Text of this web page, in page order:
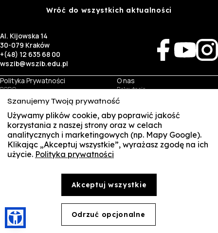
Wróć do wszystkich aktualności
Al. Kijowska 14
30-079 Kraków
+(48) 12 635 68 00
wszib@wszib.edu.pl
Polityka Prywatności
RODO
BIP
Identyfikacja wizualna
O nas
Rekrutacja
Studia
Kontakt
Biznes
Wynajem sal
Targi pracy
Student
Multis Multum
Biblioteka
inaczej, utwory w rozumieniu właściwych przepisów, do których prawa majątkowe autorskie
przysługują WSZIB. Bez uprzedniej zgody WSZIB zabrania się w stosunku do tych treści oraz ich
części: kopiowania, reprodukowania, modyfikowania, dystrybuowania, publikowania,
wyświetlania, utrwalania oraz wykorzystywania w jakiejkolwiek innej formie. Ograniczenia
powyższe nie dotyczą dozwolonego użytku osobistego.
Szanujemy Twoją prywatność
Używamy plików cookie, aby poprawić jakość
korzystania z naszej strony oraz w celach
analitycznych i marketingowych (np. Mapy Google).
Klikając „Akceptuj wszystkie”, wyrażasz zgodę na ich
użycie. Polityka prywatności
Akceptuj wszystkie
Odrzuć opcjonalne